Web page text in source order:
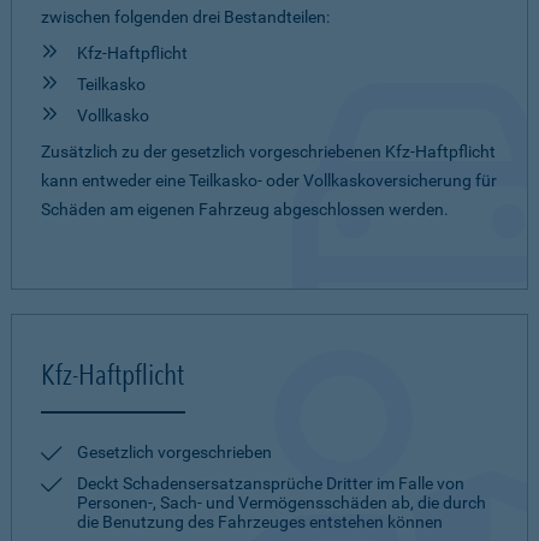
zwischen folgenden drei Bestandteilen:
Kfz-Haftpflicht
Teilkasko
Vollkasko
Zusätzlich zu der gesetzlich vorgeschriebenen Kfz-Haftpflicht
kann entweder eine Teilkasko- oder Vollkaskoversicherung für
Schäden am eigenen Fahrzeug abgeschlossen werden.
Kfz-Haftpflicht
Gesetzlich vorgeschrieben
Deckt Schadensersatzansprüche Dritter im Falle von
Personen-, Sach- und Vermögensschäden ab, die durch
die Benutzung des Fahrzeuges entstehen können